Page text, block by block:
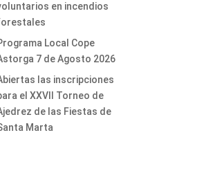
en incendios
Local Cope
7 de Agosto 2026
las inscripciones
el XXVII Torneo de
de las Fiestas de
Marta